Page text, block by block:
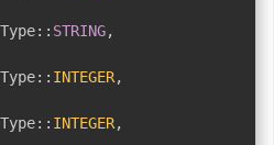
:: STRING,
:: INTEGER,
:: INTEGER,